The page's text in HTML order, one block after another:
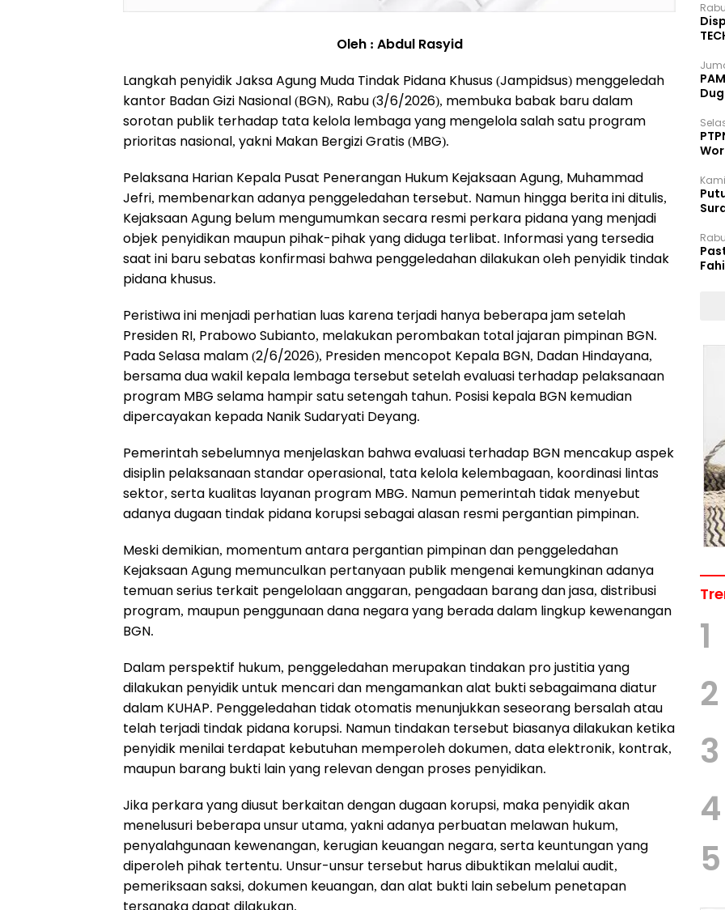
Oleh : Abdul Rasyid
Langkah penyidik Jaksa Agung Muda Tindak Pidana Khusus (Jampidsus) menggeledah
kantor Badan Gizi Nasional (BGN), Rabu (3/6/2026), membuka babak baru dalam
sorotan publik terhadap tata kelola lembaga yang mengelola salah satu program
prioritas nasional, yakni Makan Bergizi Gratis (MBG).
Pelaksana Harian Kepala Pusat Penerangan Hukum Kejaksaan Agung, Muhammad
Jefri, membenarkan adanya penggeledahan tersebut. Namun hingga berita ini ditulis,
Kejaksaan Agung belum mengumumkan secara resmi perkara pidana yang menjadi
objek penyidikan maupun pihak-pihak yang diduga terlibat. Informasi yang tersedia
saat ini baru sebatas konfirmasi bahwa penggeledahan dilakukan oleh penyidik tindak
pidana khusus.
Peristiwa ini menjadi perhatian luas karena terjadi hanya beberapa jam setelah
Presiden RI, Prabowo Subianto, melakukan perombakan total jajaran pimpinan BGN.
Pada Selasa malam (2/6/2026), Presiden mencopot Kepala BGN, Dadan Hindayana,
bersama dua wakil kepala lembaga tersebut setelah evaluasi terhadap pelaksanaan
program MBG selama hampir satu setengah tahun. Posisi kepala BGN kemudian
dipercayakan kepada Nanik Sudaryati Deyang.
Pemerintah sebelumnya menjelaskan bahwa evaluasi terhadap BGN mencakup aspek
disiplin pelaksanaan standar operasional, tata kelola kelembagaan, koordinasi lintas
sektor, serta kualitas layanan program MBG. Namun pemerintah tidak menyebut
adanya dugaan tindak pidana korupsi sebagai alasan resmi pergantian pimpinan.
Meski demikian, momentum antara pergantian pimpinan dan penggeledahan
Kejaksaan Agung memunculkan pertanyaan publik mengenai kemungkinan adanya
temuan serius terkait pengelolaan anggaran, pengadaan barang dan jasa, distribusi
program, maupun penggunaan dana negara yang berada dalam lingkup kewenangan
BGN.
Dalam perspektif hukum, penggeledahan merupakan tindakan pro justitia yang
dilakukan penyidik untuk mencari dan mengamankan alat bukti sebagaimana diatur
dalam KUHAP. Penggeledahan tidak otomatis menunjukkan seseorang bersalah atau
telah terjadi tindak pidana korupsi. Namun tindakan tersebut biasanya dilakukan ketika
penyidik menilai terdapat kebutuhan memperoleh dokumen, data elektronik, kontrak,
maupun barang bukti lain yang relevan dengan proses penyidikan.
Jika perkara yang diusut berkaitan dengan dugaan korupsi, maka penyidik akan
menelusuri beberapa unsur utama, yakni adanya perbuatan melawan hukum,
penyalahgunaan kewenangan, kerugian keuangan negara, serta keuntungan yang
diperoleh pihak tertentu. Unsur-unsur tersebut harus dibuktikan melalui audit,
pemeriksaan saksi, dokumen keuangan, dan alat bukti lain sebelum penetapan
1
2
3
4
5